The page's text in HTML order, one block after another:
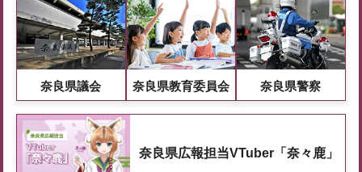
奈良県議会 奈良県教育委員会 奈良県警察
奈良県広報担当VTuber「奈々鹿」